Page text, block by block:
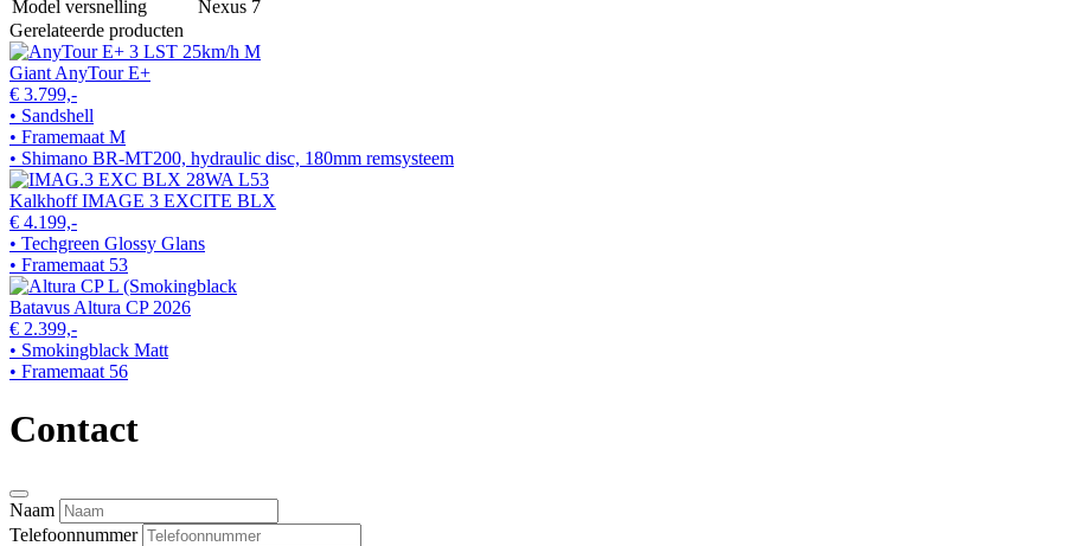
Model versnelling
Nexus 7
Gerelateerde producten
Giant AnyTour E+
€ 3.799,-
• Sandshell
• Framemaat M
• Shimano BR-MT200, hydraulic disc, 180mm remsysteem
Kalkhoff IMAGE 3 EXCITE BLX
€ 4.199,-
• Techgreen Glossy Glans
• Framemaat 53
Batavus Altura CP 2026
€ 2.399,-
• Smokingblack Matt
• Framemaat 56
Contact
Naam
Telefoonnummer